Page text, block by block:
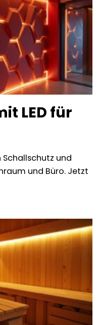
LED für
Schallschutz und
und Büro. Jetzt